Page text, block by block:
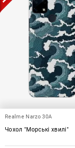
Realme Narzo 30A
Чохол "Морські хвилі"